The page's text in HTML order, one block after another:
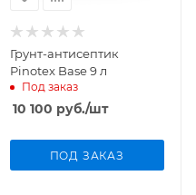
Грунт-антисептик
Pinotex Base 9 л
Под заказ
10 100 руб./шт
ПОД ЗАКАЗ